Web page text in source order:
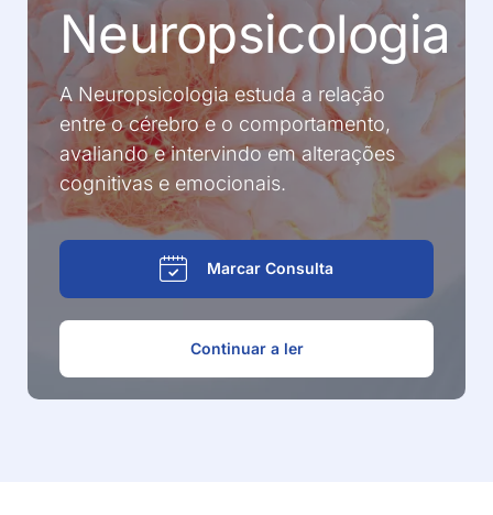
Neuropsicologia
A Neuropsicologia estuda a relação
entre o cérebro e o comportamento,
avaliando e intervindo em alterações
cognitivas e emocionais.
Marcar Consulta
Continuar a ler